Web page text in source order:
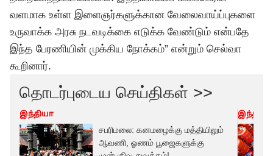
வளமாக உள்ள இளைஞர்களுக்கான வேலைவாய்ப்புகளை
உருவாக்க அரசு நடவடிக்கை எடுக்க வேண்டும் என்பதே
இந்த பேரணியின் முக்கிய நோக்கம்” என்றும் செல்வா
கூறினார்.
தொடர்புடைய செய்திகள் >>
இந்தியா
சபரிமலை: கனமழைக்கு மத்தியிலும்
ஆவணி, ஓணம் பூஜைகளுக்கு
இந்தியா